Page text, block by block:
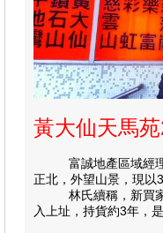
黃大仙天馬
富誠地產區域經理林
正北，外望山景，現以
林氏續稱，新買家為
入上址，持貨約3年，